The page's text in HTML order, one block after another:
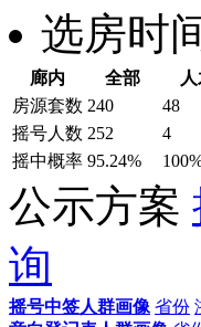
选房时
廊内 全部
房源套数 240 48
摇号人数 252 4
摇中概率 95.24%
公示方案
询
摇号中签人群画像 省份